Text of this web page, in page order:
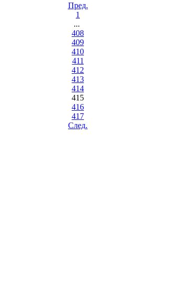
Пред.
1
...
408
409
410
411
412
413
414
415
416
417
Cлед.